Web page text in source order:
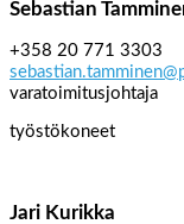
Sebastian
+358 20 771 3303
varatoimitusjohtaja
työstökoneet
Jari Kurikka